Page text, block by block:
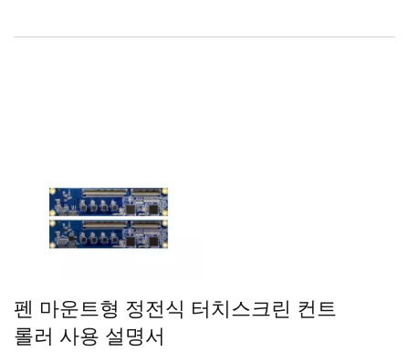
펜 마운트형 정전식 터치스크린 컨트
롤러 사용 설명서